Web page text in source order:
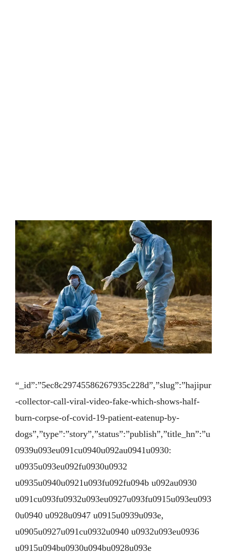
“_id”:”5ec8c29745586267935c228d”,”slug”:”hajipur
-collector-call-viral-video-fake-which-shows-half-
burn-corpse-of-covid-19-patient-eatenup-by-
dogs”,”type”:”story”,”status”:”publish”,”title_hn”:”u
0939u093eu091cu0940u092au0941u0930:
u0935u093eu092fu0930u0932
u0935u0940u0921u093fu092fu094b u092au0930
u091cu093fu0932u093eu0927u093fu0915u093eu093
0u0940 u0928u0947 u0915u0939u093e,
u0905u0927u091cu0932u0940 u0932u093eu0936
u0915u094bu0930u094bu0928u093e